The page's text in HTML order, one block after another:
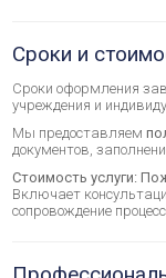
Сроки и
Сроки оформления
учреждения и
Мы предоставляем
документов,
Стоимость услуги:
Включает
сопровождение